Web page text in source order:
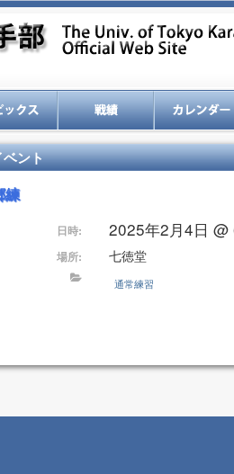
ベント
練
日時: 2025年2月4日
場所: 七徳堂
通常練習